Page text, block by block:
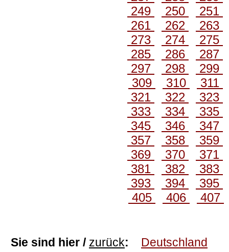
249
250
251
261
262
263
273
274
275
285
286
287
297
298
299
309
310
311
321
322
323
333
334
335
345
346
347
357
358
359
369
370
371
381
382
383
393
394
395
405
406 407
Sie sind hier / zurück: Deutschland